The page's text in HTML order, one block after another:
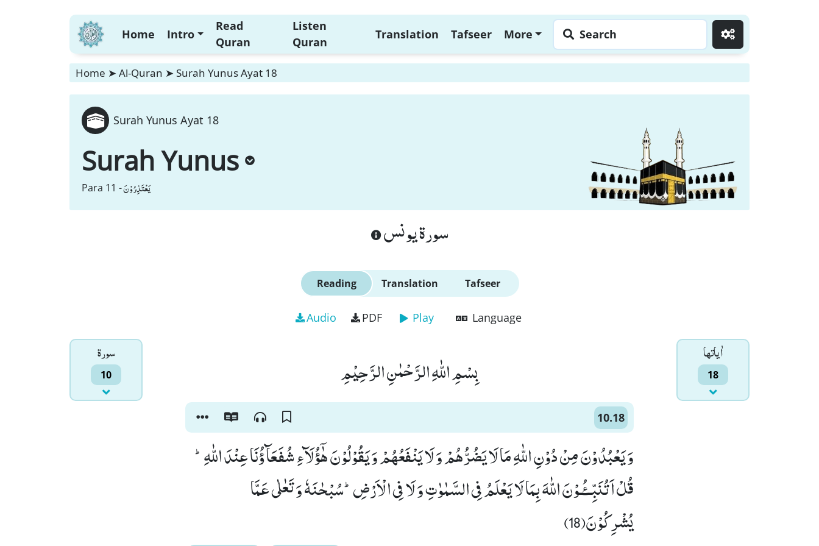
Home Intro
Read
Quran
Listen
Quran
Translation Tafseer More Search
Home ➤ Al-Quran ➤ Surah Yunus Ayat 18
Surah Yunus Ayat 18
Surah Yunus
Para 11 -یَعْتَذِرُوْنَ
سورة يونس
Reading Translation Tafseer
Audio PDF Play Language
سورۃ
10
اٰياتها
18 بِسْمِ اللّٰهِ الرَّحْمٰنِ الرَّحِیْمِ
10.18
وَ یَعْبُدُوْنَ مِنْ دُوْنِ اللّٰهِ مَا لَا یَضُرُّهُمْ وَ لَا یَنْفَعُهُمْ وَ یَقُوْلُوْنَ هٰۤؤُلَآءِ شُفَعَآؤُنَا عِنْدَ اللّٰهِؕ-
قُلْ اَتُنَبِّــٴُـوْنَ اللّٰهَ بِمَا لَا یَعْلَمُ فِی السَّمٰوٰتِ وَ لَا فِی الْاَرْضِؕ-سُبْحٰنَهٗ وَ تَعٰلٰى عَمَّا
یُشْرِكُوْنَ(18)